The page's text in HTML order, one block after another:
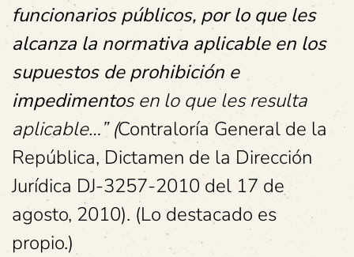
funcionarios públicos, por lo que les
alcanza la normativa aplicable en los
supuestos de prohibición e
impedimentos en lo que les resulta
aplicable…” (Contraloría General de la
República, Dictamen de la Dirección
Jurídica DJ-3257-2010 del 17 de
agosto, 2010). (Lo destacado es
propio.)